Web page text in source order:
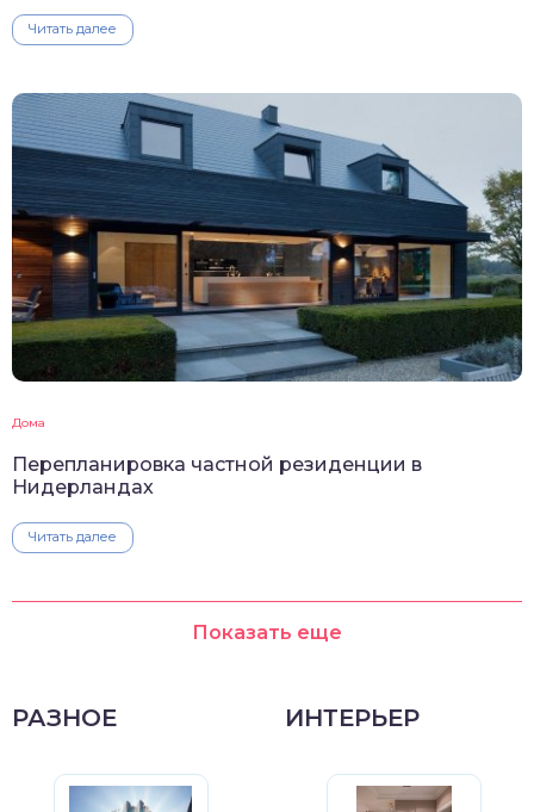
Читать далее
Дома
Перепланировка частной резиденции в
Нидерландах
Читать далее
Показать еще
РАЗНОЕ ИНТЕРЬЕР